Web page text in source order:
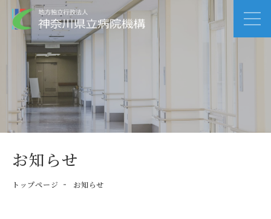
お知らせ
トップページ お知らせ